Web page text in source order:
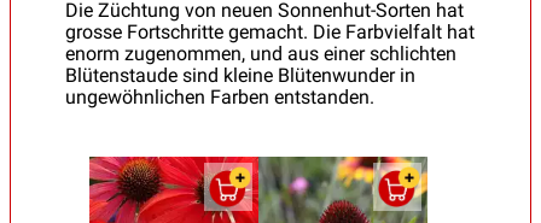
Die Züchtung von neuen Sonnenhut-Sorten hat
grosse Fortschritte gemacht. Die Farbvielfalt hat
enorm zugenommen, und aus einer schlichten
Blütenstaude sind kleine Blütenwunder in
ungewöhnlichen Farben entstanden.